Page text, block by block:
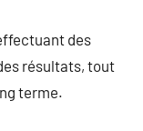
des
résultats, tout
terme.